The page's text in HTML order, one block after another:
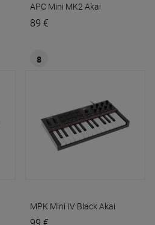
APC Mini MK2 Akai
89 €
8
MPK Mini IV Black Akai